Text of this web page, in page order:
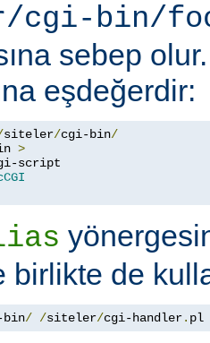
cgi-bin/
sebep
eşdeğerdir:
siteler/cgi-bin/
>
script
birlikte de
bin/ /siteler/cgi-handler. pl